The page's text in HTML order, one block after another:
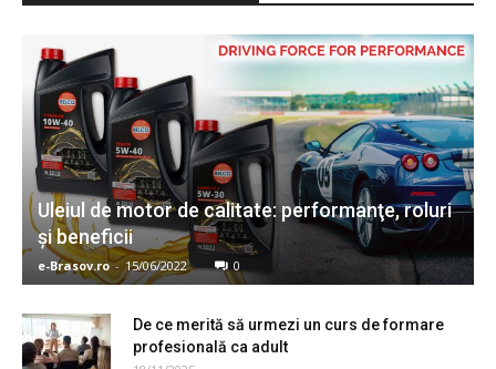
Uleiul de motor de calitate: performanţe, roluri
și beneficii
e-Brasov.ro - 15/06/2022 0
De ce merită să urmezi un curs de formare
profesională ca adult